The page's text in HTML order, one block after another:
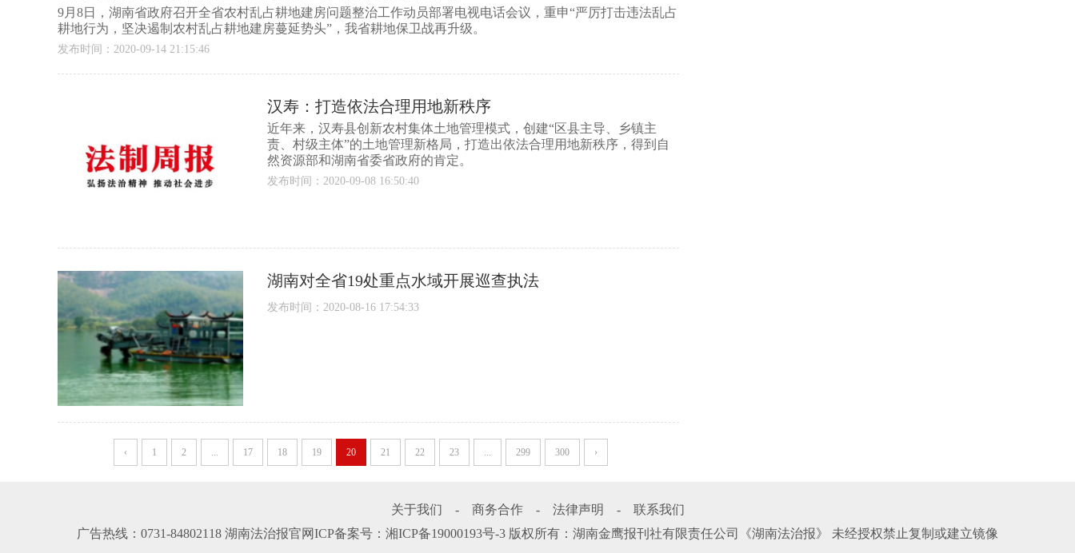
9月8日，湖南省政府召开全省农村乱占耕地建房问题整治工作动员部署电视电话会议，重申“严厉打击违法乱占
耕地行为，坚决遏制农村乱占耕地建房蔓延势头”，我省耕地保卫战再升级。
发布时间：2020-09-14 21:15:46
汉寿：打造依法合理用地新秩序
近年来，汉寿县创新农村集体土地管理模式，创建“区县主导、乡镇主
责、村级主体”的土地管理新格局，打造出依法合理用地新秩序，得到自
然资源部和湖南省委省政府的肯定。
发布时间：2020-09-08 16:50:40
湖南对全省19处重点水域开展巡查执法
发布时间：2020-08-16 17:54:33
‹ 1 2 ... 17 18 19 20 21 22 23 ... 299 300 ›
关于我们 - 商务合作 - 法律声明 -
联系我们
广告热线：0731-84802118 湖南法治报官网ICP备案号： 湘ICP备19000193号-3 版权所有：湖南金鹰报刊社有限责任公司《湖南法治报》 未经授权禁止复制或建立镜像